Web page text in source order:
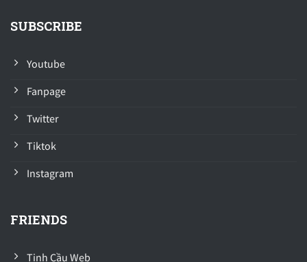
SUBSCRIBE
Youtube
Fanpage
Twitter
Tiktok
Instagram
FRIENDS
Tinh Cầu Web